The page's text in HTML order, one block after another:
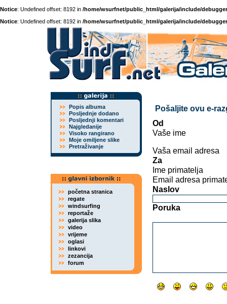
Notice: Undefined offset: 8192 in /home/wsurfnet/public_html/galerija/include/
Notice: Undefined offset: 8192 in /home/wsurfnet/public_html/galerija/include/
Popis albuma
Posljednje dodano
Posljednji komentari
Najgledanije
Visoko rangirano
Moje omiljene slike
Pretraživanje
početna stranica
regate
windsurfing
reportaže
galerija slika
video
vrijeme
oglasi
linkovi
zezancija
forum
Pošaljite ovu e-
Od
Vaše ime
Vaša email adresa
Za
Ime primatelja
Email adresa
Naslov
Poruka